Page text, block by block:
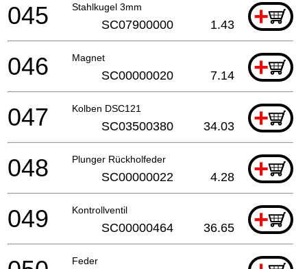
Stahlkugel 3mm +
045 SC07900000 1.43
Magnet +
046 SC00000020 7.14
Kolben DSC121 +
047 SC03500380 34.03
Plunger Rückholfeder +
048 SC00000022 4.28
Kontrollventil +
049 SC00000464 36.65
Feder